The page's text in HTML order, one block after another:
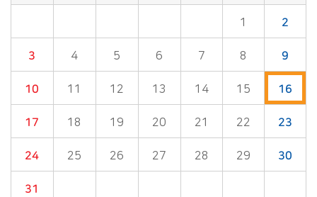
시정소식>시정 캘린더 게시판의 (2017년 12월) 달력형태로 일정명, 일정내용을 제공합니다.
1 2
3 4 5 6 7 8 9
10 11 12 13 14 15 16
17 18 19 20 21 22 23
24 25 26 27 28 29 30
31